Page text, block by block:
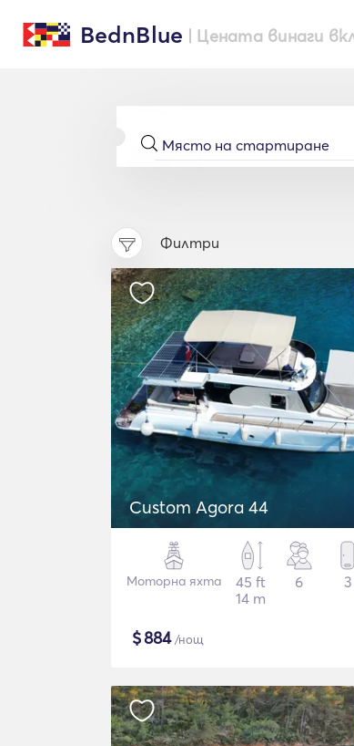
BednBlue | Цената винаги
Филтри
Custom Agora 44
Моторна яхта
45 ft
14 m
6 3
$884/нощ